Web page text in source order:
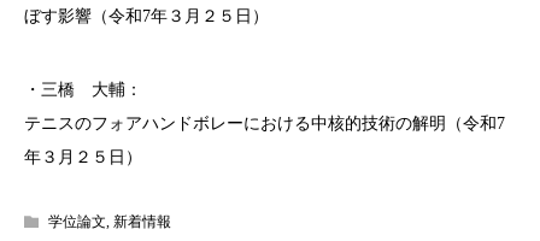
ぼす影響（令和7年３月２５日）
・三橋 大輔：
テニスのフォアハンドボレーにおける中核的技術の解明（令和7
年３月２５日）
学位論文, 新着情報